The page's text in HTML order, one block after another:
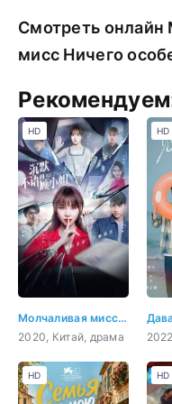
Смотреть онлайн
мисс Ничего
Молчаливая мисс Гу
2020, Китай, драма
HD HD
HD HD